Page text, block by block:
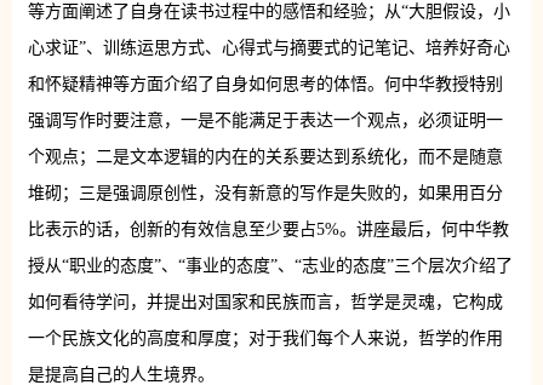
等方面阐述了自身在读书过程中的感悟和经验；从“大胆假设，小
心求证”、训练运思方式、心得式与摘要式的记笔记、培养好奇心
和怀疑精神等方面介绍了自身如何思考的体悟。何中华教授特别
强调写作时要注意，一是不能满足于表达一个观点，必须证明一
个观点；二是文本逻辑的内在的关系要达到系统化，而不是随意
堆砌；三是强调原创性，没有新意的写作是失败的，如果用百分
比表示的话，创新的有效信息至少要占5%。讲座最后，何中华教
授从“职业的态度”、“事业的态度”、“志业的态度”三个层次介绍了
如何看待学问，并提出对国家和民族而言，哲学是灵魂，它构成
一个民族文化的高度和厚度；对于我们每个人来说，哲学的作用
是提高自己的人生境界。